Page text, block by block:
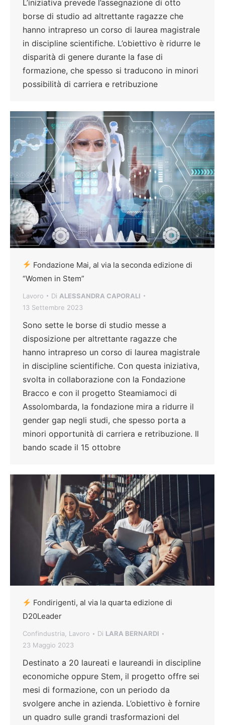
L’iniziativa prevede l’assegnazione di otto
borse di studio ad altrettante ragazze che
hanno intrapreso un corso di laurea magistrale
in discipline scientifiche. L’obiettivo è ridurre le
disparità di genere durante la fase di
formazione, che spesso si traducono in minori
possibilità di carriera e retribuzione
Fondazione Mai, al via la seconda edizione di
“Women in Stem”
Lavoro Di ALESSANDRA CAPORALI
13 Settembre 2023
Sono sette le borse di studio messe a
disposizione per altrettante ragazze che
hanno intrapreso un corso di laurea magistrale
in discipline scientifiche. Con questa iniziativa,
svolta in collaborazione con la Fondazione
Bracco e con il progetto Steamiamoci di
Assolombarda, la fondazione mira a ridurre il
gender gap negli studi, che spesso porta a
minori opportunità di carriera e retribuzione. Il
bando scade il 15 ottobre
Fondirigenti, al via la quarta edizione di
D20Leader
Confindustria, Lavoro Di LARA BERNARDI
23 Maggio 2023
Destinato a 20 laureati e laureandi in discipline
economiche oppure Stem, il progetto offre sei
mesi di formazione, con un periodo da
svolgere anche in azienda. L’obiettivo è fornire
un quadro sulle grandi trasformazioni del